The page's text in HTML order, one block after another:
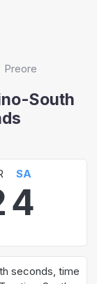
Preore
South
SA
4
seconds, time